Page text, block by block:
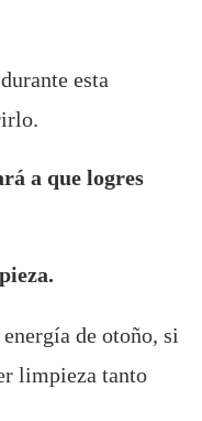
esta
a que logres
de otoño, si
limpieza tanto